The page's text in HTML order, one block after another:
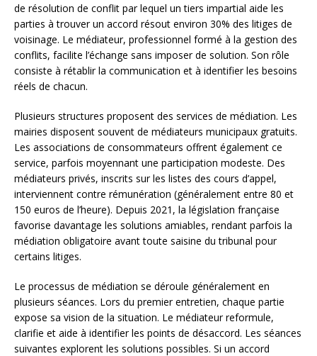
de résolution de conflit par lequel un tiers impartial aide les
parties à trouver un accord résout environ 30% des litiges de
voisinage. Le médiateur, professionnel formé à la gestion des
conflits, facilite l’échange sans imposer de solution. Son rôle
consiste à rétablir la communication et à identifier les besoins
réels de chacun.
Plusieurs structures proposent des services de médiation. Les
mairies disposent souvent de médiateurs municipaux gratuits.
Les associations de consommateurs offrent également ce
service, parfois moyennant une participation modeste. Des
médiateurs privés, inscrits sur les listes des cours d’appel,
interviennent contre rémunération (généralement entre 80 et
150 euros de l’heure). Depuis 2021, la législation française
favorise davantage les solutions amiables, rendant parfois la
médiation obligatoire avant toute saisine du tribunal pour
certains litiges.
Le processus de médiation se déroule généralement en
plusieurs séances. Lors du premier entretien, chaque partie
expose sa vision de la situation. Le médiateur reformule,
clarifie et aide à identifier les points de désaccord. Les séances
suivantes explorent les solutions possibles. Si un accord